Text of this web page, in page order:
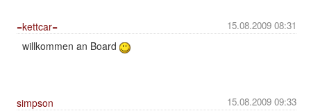
15.08.2009 08:31
=kettcar=
willkommen an Board
15.08.2009 09:33
simpson